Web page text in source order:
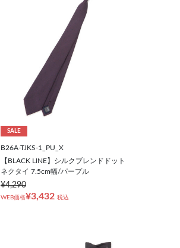
SALE
B26A-TJKS-1_PU_X
【BLACK LINE】シルクブレンドドット
ネクタイ 7.5cm幅/パープル
¥4,290
WEB価格¥3,432 税込